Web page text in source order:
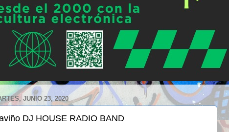
JUNIO 23, 2020
DJ HOUSE RADIO BAND